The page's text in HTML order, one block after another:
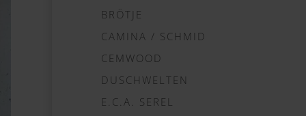
BRÖTJE
CAMINA / SCHMID
CEMWOOD
DUSCHWELTEN
E.C.A. SEREL